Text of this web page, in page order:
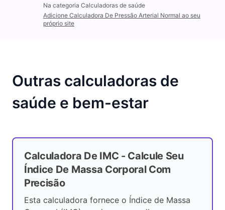
Na categoria Calculadoras de saúde
Adicione Calculadora De Pressão Arterial Normal ao seu
próprio site
Outras calculadoras de
saúde e bem-estar
Calculadora De IMC - Calcule Seu
Índice De Massa Corporal Com
Precisão
Esta calculadora fornece o Índice de Massa